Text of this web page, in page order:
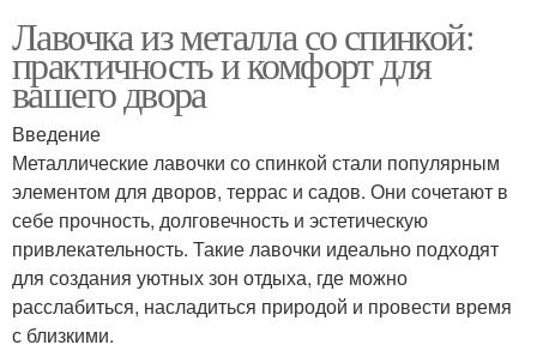
Лавочка из металла со спинкой:
практичность и комфорт для
вашего двора
Введение
Металлические лавочки со спинкой стали популярным
элементом для дворов, террас и садов. Они сочетают в
себе прочность, долговечность и эстетическую
привлекательность. Такие лавочки идеально подходят
для создания уютных зон отдыха, где можно
расслабиться, насладиться природой и провести время
с близкими.